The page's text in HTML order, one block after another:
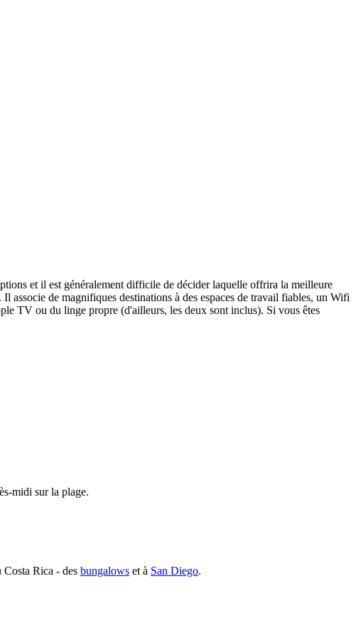
et il est généralement difficile de décider laquelle offrira la meilleure
de magnifiques destinations à des espaces de travail fiables, un Wifi
TV ou du linge propre (d'ailleurs, les deux sont inclus). Si vous êtes
midi sur la plage.
Costa Rica - des bungalows et à San Diego.